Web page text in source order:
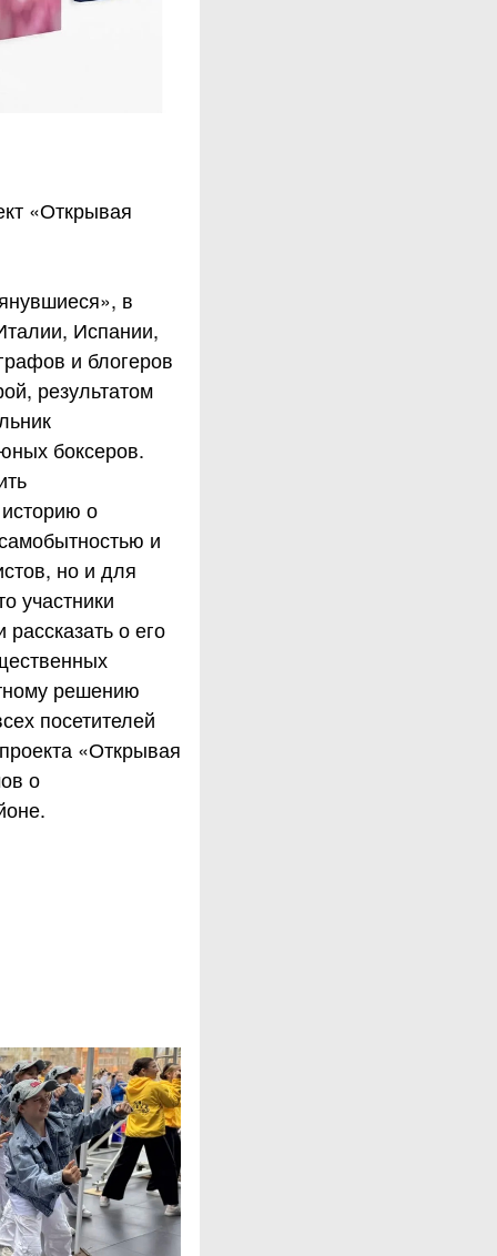
«Открывая
в
Испании,
и блогеров
результатом
боксеров.
о
и
но и для
участники
о его
решению
посетителей
«Открывая
о